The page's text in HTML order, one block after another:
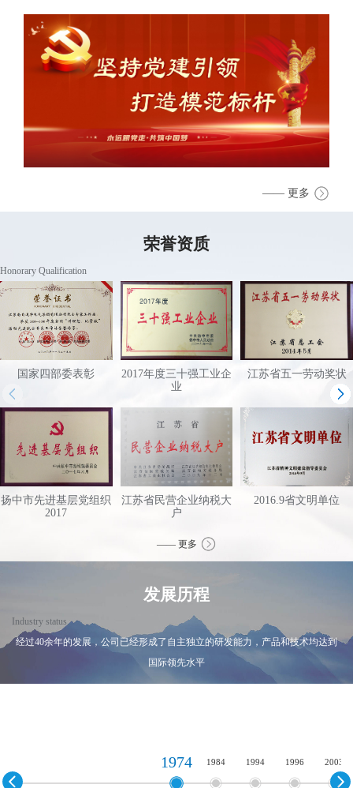
—— 更多
荣誉资质
Honorary Qualification
国家四部委表彰
扬中市先进基层党组织
2017
2017年度三十强工业企
业
江苏省民营企业纳税大
户
江苏省五一劳动奖状
2016.9省文明单位
—— 更多
发展历程
Industry status
经过40余年的发展，公司已经形成了自主独立的研发能力，产品和技术均达到
国际领先水平
1974 1984 1994 1996 2003